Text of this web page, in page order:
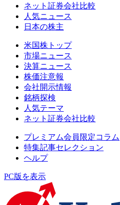
ネット証券会社比較
人気ニュース
日本の株主
米国株トップ
市場ニュース
決算ニュース
株価注意報
会社開示情報
銘柄探検
人気テーマ
ネット証券会社比較
プレミアム会員限定コラム
特集記事セレクション
ヘルプ
PC版を表示